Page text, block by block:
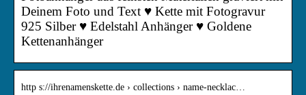
Deinem Foto und Text ♥ Kette mit Fotogravur
925 Silber ♥ Edelstahl Anhänger ♥ Goldene
Kettenanhänger
http s://ihrenamenskette.de › collections › name-necklac…